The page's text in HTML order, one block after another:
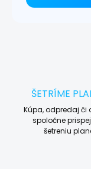
ŠETRÍME
Kúpa, odpredaj či
spoločne
šetreniu